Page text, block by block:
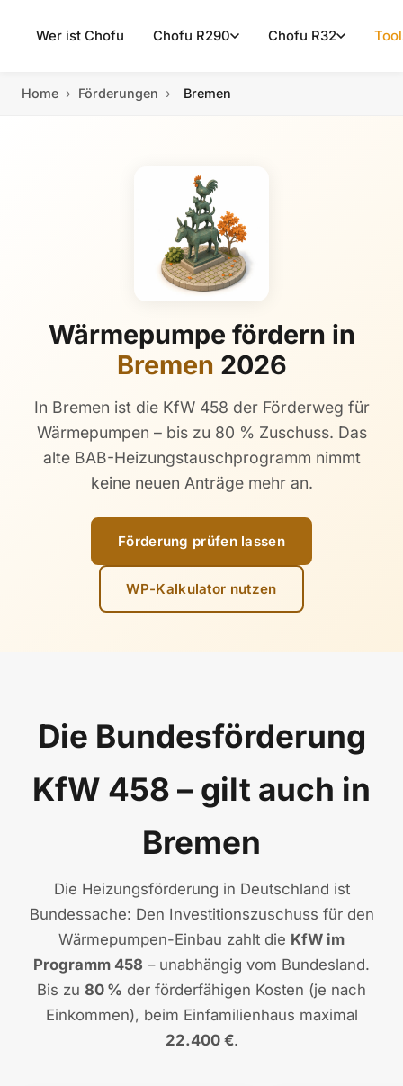
Wer ist Chofu Chofu R290 Chofu R32
Home › Förderungen › Bremen
Wärmepumpe fördern in
Bremen 2026
In Bremen ist die KfW 458 der Förderweg für
Wärmepumpen – bis zu 80 % Zuschuss. Das
alte BAB-Heizungstauschprogramm nimmt
keine neuen Anträge mehr an.
Förderung prüfen lassen
WP-Kalkulator nutzen
Die Bundesförderung
KfW 458 – gilt auch in
Bremen
Die Heizungsförderung in Deutschland ist
Bundessache: Den Investitionszuschuss für den
Wärmepumpen-Einbau zahlt die KfW im
Programm 458 – unabhängig vom Bundesland.
Bis zu 80 % der förderfähigen Kosten (je nach
Einkommen), beim Einfamilienhaus maximal
22.400 €.